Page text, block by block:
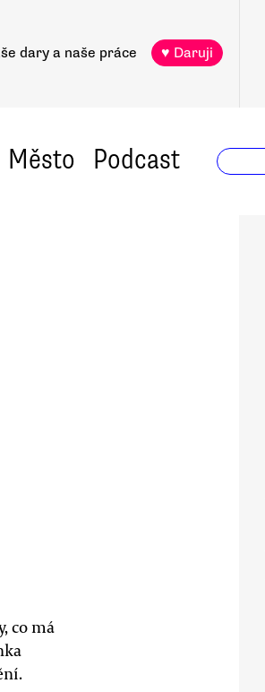
dary a naše práce ♥ Daruji
Město Podcast
co má